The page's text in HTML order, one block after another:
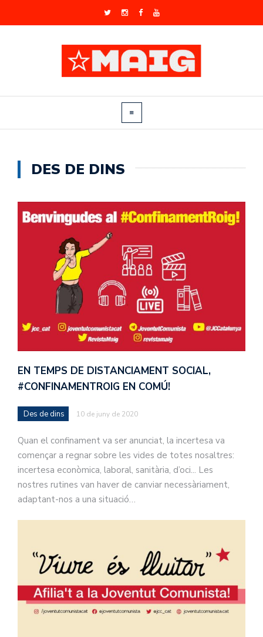
DES DE DINS
EN TEMPS DE DISTANCIAMENT SOCIAL,
#CONFINAMENTROIG EN COMÚ!
Des de dins 10 de juny de 2020
Quan el confinament va ser anunciat, la incertesa va
començar a regnar sobre les vides de totes nosaltres:
incertesa econòmica, laboral, sanitària, d’oci... Les
nostres rutines van haver de canviar necessàriament,
adaptant-nos a una situació…